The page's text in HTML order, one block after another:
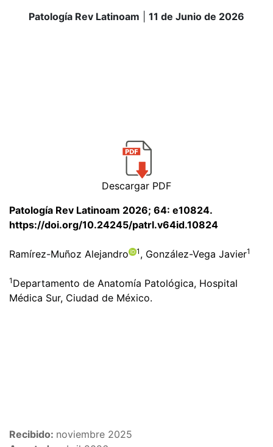
Patología Rev Latinoam 11 de Junio de 2026
Descargar PDF
Patología Rev Latinoam 2026; 64: e10824.
https://doi.org/10.24245/patrl.v64id.10824
Ramírez-Muñoz Alejandro 1 , González-Vega Javier1
1 Departamento de Anatomía Patológica, Hospital
Médica Sur, Ciudad de México.
Recibido: noviembre 2025